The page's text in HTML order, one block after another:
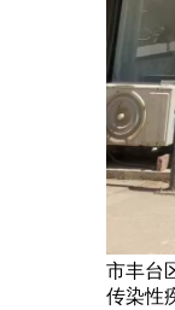
市丰台
传染性